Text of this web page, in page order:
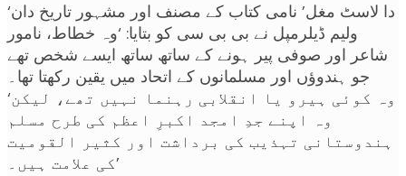
‘دا لاسٹ مغل’ نامی کتاب کے مصنف اور مشہور تاریخ دان
ولیم ڈیلرمپل نے بی بی سی کو بتایا: ‘وہ خطاط، نامور
شاعر اور صوفی پیر ہونے کے ساتھ ساتھ ایسے شخص تھے
جو ہندوؤں اور مسلمانوں کے اتحاد میں یقین رکھتا تھا۔
‘وہ کوئی ہیرو یا انقلابی رہنما نہیں تھے، لیکن
وہ اپنے جدِ امجد اکبرِ اعظم کی طرح مسلم
ہندوستانی تہذیب کی برداشت اور کثیر القومیت
کی علامت ہیں۔’